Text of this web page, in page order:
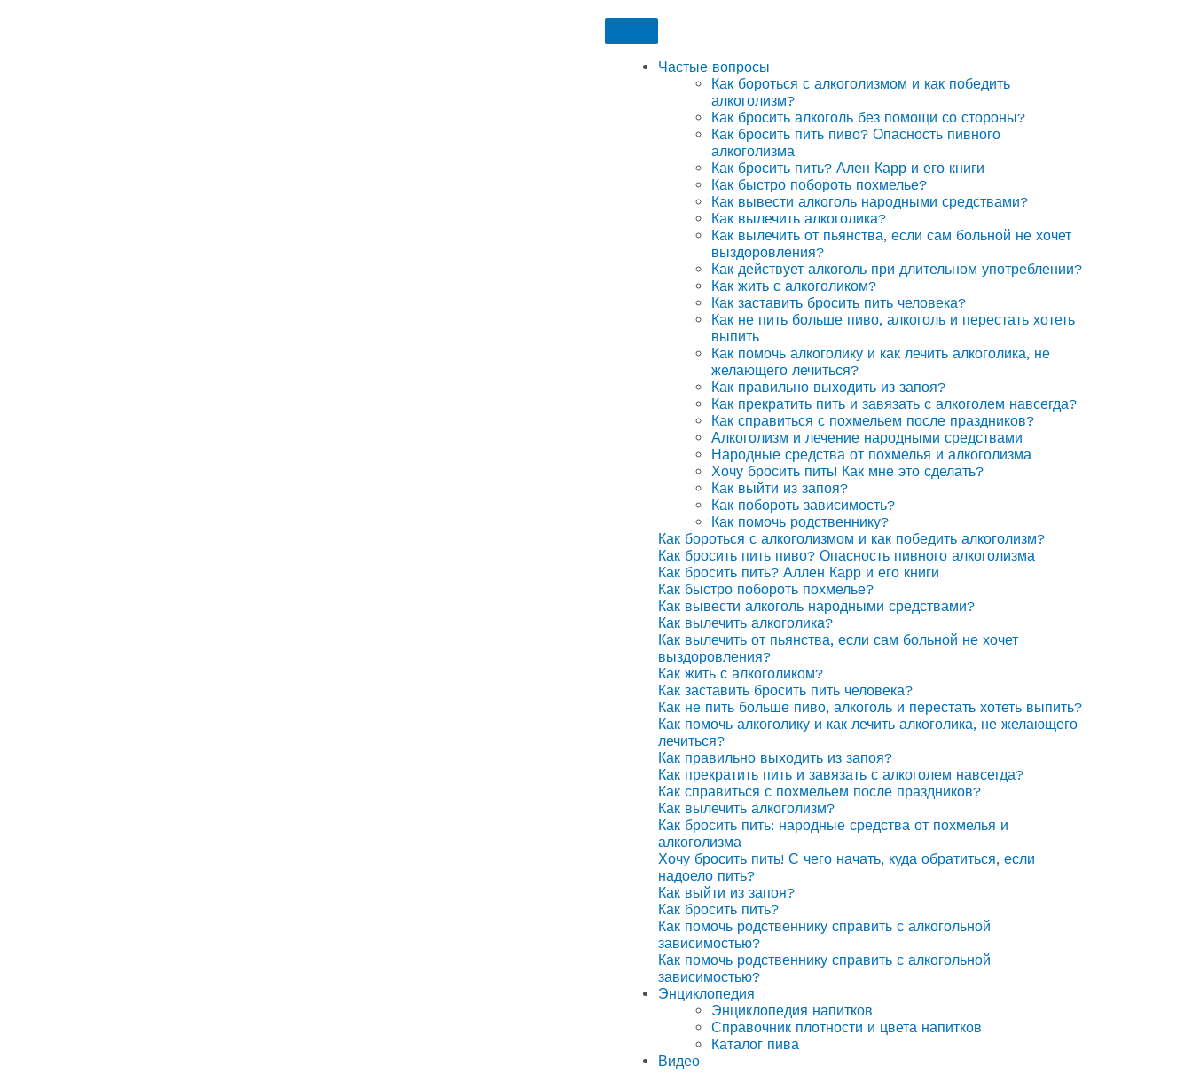
Частые вопросы
Как бороться с алкоголизмом и как победить
алкоголизм?
Как бросить алкоголь без помощи со стороны?
Как бросить пить пиво? Опасность пивного
алкоголизма
Как бросить пить? Ален Карр и его книги
Как быстро побороть похмелье?
Как вывести алкоголь народными средствами?
Как вылечить алкоголика?
Как вылечить от пьянства, если сам больной не хочет
выздоровления?
Как действует алкоголь при длительном употреблении?
Как жить с алкоголиком?
Как заставить бросить пить человека?
Как не пить больше пиво, алкоголь и перестать хотеть
выпить
Как помочь алкоголику и как лечить алкоголика, не
желающего лечиться?
Как правильно выходить из запоя?
Как прекратить пить и завязать с алкоголем навсегда?
Как справиться с похмельем после праздников?
Алкоголизм и лечение народными средствами
Народные средства от похмелья и алкоголизма
Хочу бросить пить! Как мне это сделать?
Как выйти из запоя?
Как побороть зависимость?
Как помочь родственнику?
Как бороться с алкоголизмом и как победить алкоголизм?
Как бросить пить пиво? Опасность пивного алкоголизма
Как бросить пить? Аллен Карр и его книги
Как быстро побороть похмелье?
Как вывести алкоголь народными средствами?
Как вылечить алкоголика?
Как вылечить от пьянства, если сам больной не хочет
выздоровления?
Как жить с алкоголиком?
Как заставить бросить пить человека?
Как не пить больше пиво, алкоголь и перестать хотеть выпить?
Как помочь алкоголику и как лечить алкоголика, не желающего
лечиться?
Как правильно выходить из запоя?
Как прекратить пить и завязать с алкоголем навсегда?
Как справиться с похмельем после праздников?
Как вылечить алкоголизм?
Как бросить пить: народные средства от похмелья и
алкоголизма
Хочу бросить пить! С чего начать, куда обратиться, если
надоело пить?
Как выйти из запоя?
Как бросить пить?
Как помочь родственнику справить с алкогольной
зависимостью?
Как помочь родственнику справить с алкогольной
зависимостью?
Энциклопедия
Энциклопедия напитков
Справочник плотности и цвета напитков
Каталог пива
Видео